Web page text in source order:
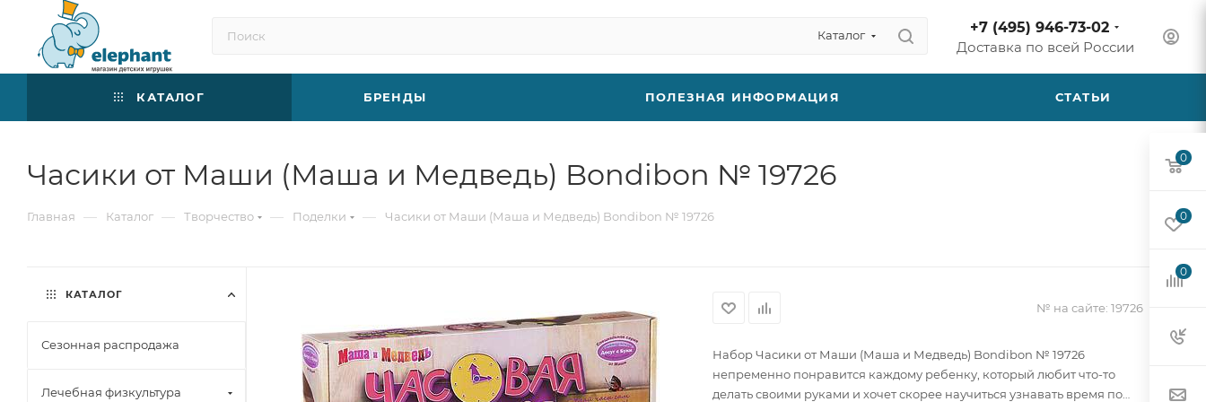
Каталог
+7 (495) 946-73-02
Доставка по всей России
КАТАЛОГ БРЕНДЫ ПОЛЕЗНАЯ ИНФОРМАЦИЯ СТАТЬИ
Часики от Маши (Маша и Медведь) Bondibon № 19726
Главная — Каталог — Творчество — Поделки — Часики от Маши (Маша и Медведь) Bondibon № 19726
№ на сайте: 19726
Набор Часики от Маши (Маша и Медведь) Bondibon № 19726
непременно понравится каждому ребенку, который любит что-то
делать своими руками и хочет скорее научиться узнавать время по
КАТАЛОГ
Сезонная распродажа
Лечебная физкультура
0
0
0